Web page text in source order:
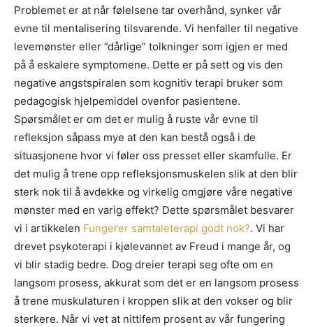
Problemet er at når følelsene tar overhånd, synker vår
evne til mentalisering tilsvarende. Vi henfaller til negative
levemønster eller ”dårlige” tolkninger som igjen er med
på å eskalere symptomene. Dette er på sett og vis den
negative angstspiralen som kognitiv terapi bruker som
pedagogisk hjelpemiddel ovenfor pasientene.
Spørsmålet er om det er mulig å ruste vår evne til
refleksjon såpass mye at den kan bestå også i de
situasjonene hvor vi føler oss presset eller skamfulle. Er
det mulig å trene opp refleksjonsmuskelen slik at den blir
sterk nok til å avdekke og virkelig omgjøre våre negative
mønster med en varig effekt? Dette spørsmålet besvarer
vi i artikkelen Fungerer samtaleterapi godt nok?. Vi har
drevet psykoterapi i kjølevannet av Freud i mange år, og
vi blir stadig bedre. Dog dreier terapi seg ofte om en
langsom prosess, akkurat som det er en langsom prosess
å trene muskulaturen i kroppen slik at den vokser og blir
sterkere. Når vi vet at nittifem prosent av vår fungering